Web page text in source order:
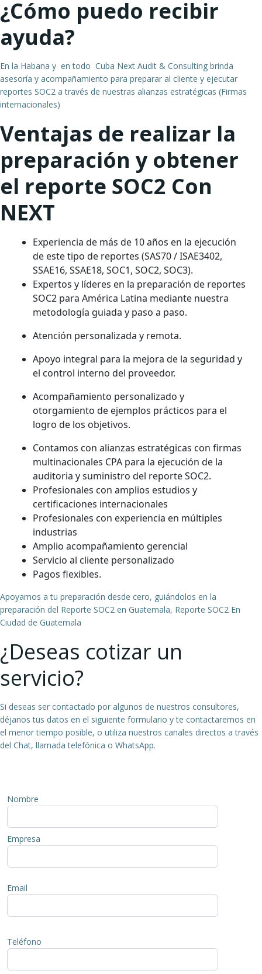
¿Cómo puedo recibir
ayuda?
En la Habana y en todo Cuba Next Audit & Consulting brinda
asesoría y acompañamiento para preparar al cliente y ejecutar
reportes SOC2 a través de nuestras alianzas estratégicas (Firmas
internacionales)
Ventajas de realizar la
preparación y obtener
el reporte SOC2 Con
NEXT
Experiencia de más de 10 años en la ejecución
de este tipo de reportes (SAS70 / ISAE3402,
SSAE16, SSAE18, SOC1, SOC2, SOC3).
Expertos y líderes en la preparación de reportes
SOC2 para América Latina mediante nuestra
metodología guiada y paso a paso.
Atención personalizada y remota.
Apoyo integral para la mejora de la seguridad y
el control interno del proveedor.
Acompañamiento personalizado y
otorgamiento de ejemplos prácticos para el
logro de los objetivos.
Contamos con alianzas estratégicas con firmas
multinacionales CPA para la ejecución de la
auditoria y suministro del reporte SOC2.
Profesionales con amplios estudios y
certificaciones internacionales
Profesionales con experiencia en múltiples
industrias
Amplio acompañamiento gerencial
Servicio al cliente personalizado
Pagos flexibles.
Apoyamos a tu preparación desde cero, guiándolos en la
preparación del Reporte SOC2 en Guatemala, Reporte SOC2 En
Ciudad de Guatemala
¿Deseas cotizar un
servicio?
Si deseas ser contactado por algunos de nuestros consultores,
déjanos tus datos en el siguiente formulario y te contactaremos en
el menor tiempo posible, o utiliza nuestros canales directos a través
del Chat, llamada telefónica o WhatsApp.
Nombre
Empresa
Email
este
campo
en
Teléfono